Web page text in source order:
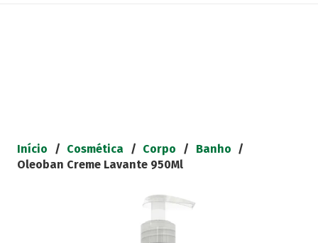
Início / Cosmética / Corpo / Banho /
Oleoban Creme Lavante 950Ml